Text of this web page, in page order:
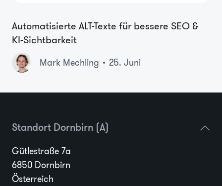
Automatisierte ALT-Texte für bessere SEO &
KI-Sichtbarkeit
Mark Mechling 25. Juni
Standort Dornbirn (A)
Gütlestraße 7a
6850 Dornbirn
Österreich